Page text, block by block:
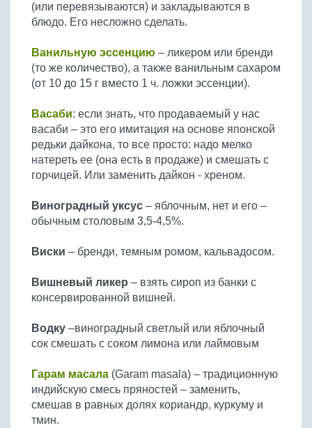
(или перевязываются) и закладываются в
блюдо. Его несложно сделать.
Ванильную эссенцию – ликером или бренди
(то же количество), а также ванильным сахаром
(от 10 до 15 г вместо 1 ч. ложки эссенции).
Васаби: если знать, что продаваемый у нас
васаби – это его имитация на основе японской
редьки дайкона, то все просто: надо мелко
натереть ее (она есть в продаже) и смешать с
горчицей. Или заменить дайкон - хреном.
Виноградный уксус – яблочным, нет и его –
обычным столовым 3,5-4,5%.
Виски – бренди, темным ромом, кальвадосом.
Вишневый ликер – взять сироп из банки с
консервированной вишней.
Водку –виноградный светлый или яблочный
сок смешать с соком лимона или лаймовым
Гарам масала (Garam masala) – традиционную
индийскую смесь пряностей – заменить,
смешав в равных долях кориандр, куркуму и
тмин.